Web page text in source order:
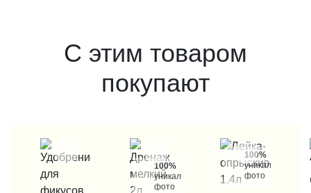
С этим товаром
покупают
100%
уникальные
фото
100%
уникальные
фото